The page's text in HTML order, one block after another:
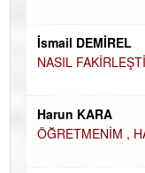
İsmail DEMİREL
NASIL
Harun KARA
ÖĞRETMENİM ,